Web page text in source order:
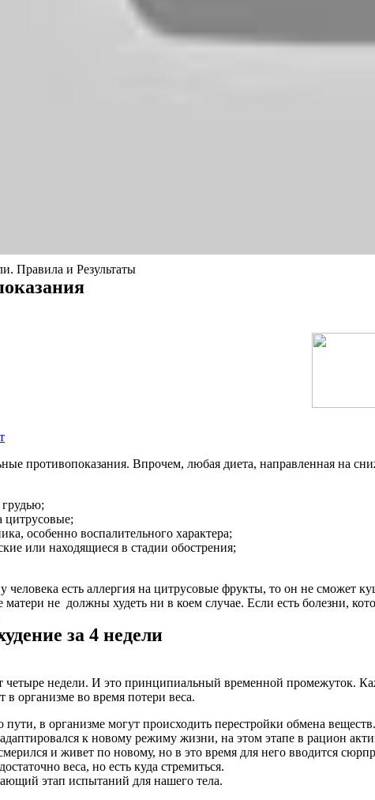
Правила и Результаты
противопоказания. Впрочем, любая диета, направленная на
цитрусовые;
особенно воспалительного характера;
или находящиеся в стадии обострения;
человека есть аллергия на цитрусовые фрукты, то он не сможет
не должны худеть ни в коем случае. Если есть болезни,
за 4 недели
четыре недели. И это принципиальный временной промежуток.
в организме во время потери веса.
пути, в организме могут происходить перестройки обмена веществ.
к новому режиму жизни, на этом этапе в рацион
и живет по новому, но в это время для него вводится
веса, но есть куда стремиться.
этап испытаний для нашего тела.